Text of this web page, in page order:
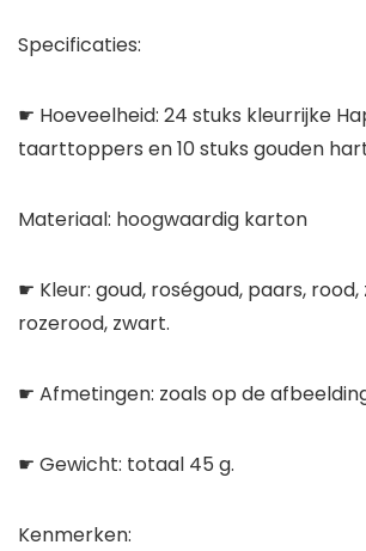
Specificaties:
☛ Hoeveelheid: 24 stuks kleurrijke
taarttoppers en 10 stuks gouden
Materiaal: hoogwaardig karton
☛ Kleur: goud, roségoud, paars, rood,
rozerood, zwart.
☛ Afmetingen: zoals op de
☛ Gewicht: totaal 45 g.
Kenmerken: